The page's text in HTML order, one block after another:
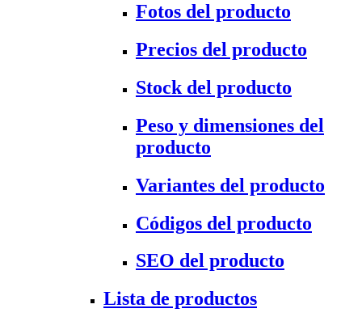
Fotos del producto
Precios del producto
Stock del producto
Peso y dimensiones del
producto
Variantes del producto
Códigos del producto
SEO del producto
Lista de productos